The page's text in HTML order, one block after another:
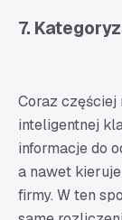
7.
Coraz częściej
inteligentnej
informacje do
a nawet
firmy. W ten